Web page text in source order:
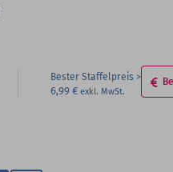
Bester Staffelpreis
6,99 €